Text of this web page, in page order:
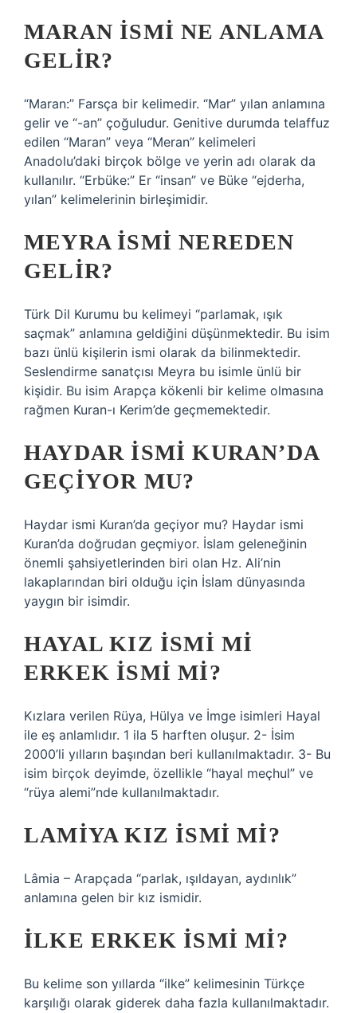
MARAN ISMI NE ANLAMA
GELIR?
“Maran:” Farsça bir kelimedir. “Mar” yılan anlamına
gelir ve “-an” çoğuludur. Genitive durumda telaffuz
edilen “Maran” veya “Meran” kelimeleri
Anadolu’daki birçok bölge ve yerin adı olarak da
kullanılır. “Erbüke:” Er “insan” ve Büke “ejderha,
yılan” kelimelerinin birleşimidir.
MEYRA ISMI NEREDEN
GELIR?
Türk Dil Kurumu bu kelimeyi “parlamak, ışık
saçmak” anlamına geldiğini düşünmektedir. Bu isim
bazı ünlü kişilerin ismi olarak da bilinmektedir.
Seslendirme sanatçısı Meyra bu isimle ünlü bir
kişidir. Bu isim Arapça kökenli bir kelime olmasına
rağmen Kuran-ı Kerim’de geçmemektedir.
HAYDAR ISMI KURAN’DA
GEÇIYOR MU?
Haydar ismi Kuran’da geçiyor mu? Haydar ismi
Kuran’da doğrudan geçmiyor. İslam geleneğinin
önemli şahsiyetlerinden biri olan Hz. Ali’nin
lakaplarından biri olduğu için İslam dünyasında
yaygın bir isimdir.
HAYAL KIZ ISMI MI
ERKEK ISMI MI?
Kızlara verilen Rüya, Hülya ve İmge isimleri Hayal
ile eş anlamlıdır. 1 ila 5 harften oluşur. 2- İsim
2000’li yılların başından beri kullanılmaktadır. 3- Bu
isim birçok deyimde, özellikle “hayal meçhul” ve
“rüya alemi”nde kullanılmaktadır.
LAMIYA KIZ ISMI MI?
Lâmia – Arapçada “parlak, ışıldayan, aydınlık”
anlamına gelen bir kız ismidir.
İLKE ERKEK ISMI MI?
Bu kelime son yıllarda “ilke” kelimesinin Türkçe
karşılığı olarak giderek daha fazla kullanılmaktadır.